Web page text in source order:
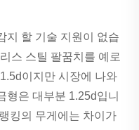
지 할 기술 지원이 없습
스 스틸 팔꿈치를 예로
이지만 시장에 나와
형은 대부분 1.25d입니
킹의 무게에는 차이가